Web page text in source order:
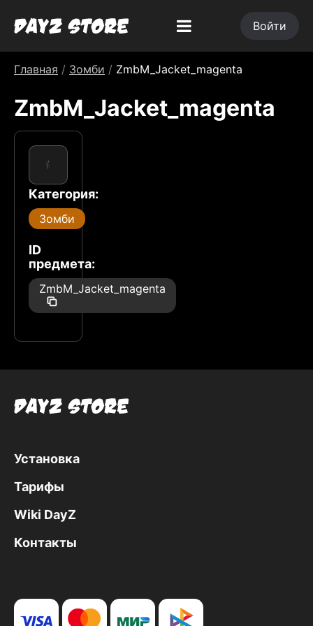
Войти
Главная / Зомби / ZmbM_Jacket_magenta
ZmbM_Jacket_magenta
Категория:
Зомби
ID
предмета:
ZmbM_Jacket_magenta
Установка
Тарифы
Wiki DayZ
Контакты